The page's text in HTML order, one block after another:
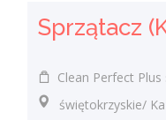
Sprzątacz
Clean Perfect Plus
świętokrzyskie/